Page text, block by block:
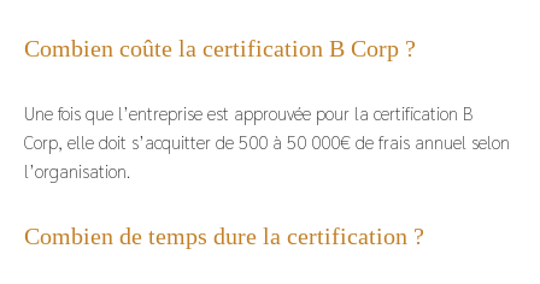
Combien coûte la certification B Corp ?
Une fois que l’entreprise est approuvée pour la certification B
Corp, elle doit s’acquitter de 500 à 50 000€ de frais annuel selon
l’organisation.
Combien de temps dure la certification ?